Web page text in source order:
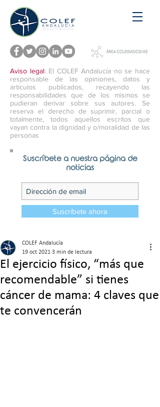
Aviso legal: El COLEF Andalucía no se hace
responsable de las opiniones, datos y
artículos publicados, recayendo las
responsabilidades que de los mismos se
pudieran derivar sobre sus autores. Se
reserva el derecho de suprimir, parcial o
totalmente, todos aquellos escritos que
vayan contra la dignidad y o/moralidad de las
personas
Suscríbete a nuestra página de
noticias
Suscríbete ahora
El ejercicio físico, “más que
recomendable” si tienes
cáncer de mama: 4 claves que
te convencerán
COLEF Andalucía
19 oct 2021 3 min de lectura